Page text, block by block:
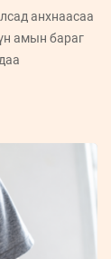
анхнаасаа
амын бараг